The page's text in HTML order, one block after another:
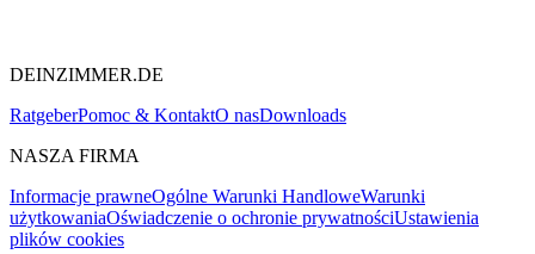
DEINZIMMER.DE
RatgeberPomoc & KontaktO nasDownloads
NASZA FIRMA
Informacje prawneOgólne Warunki HandloweWarunki
użytkowaniaOświadczenie o ochronie prywatnościUstawienia
plików cookies